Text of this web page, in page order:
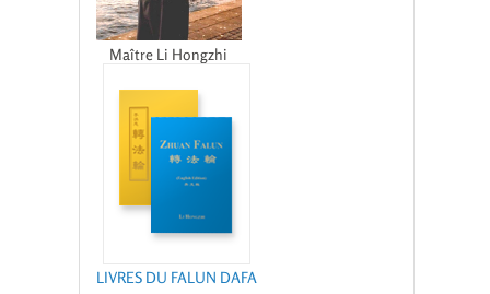
Maître Li Hongzhi
LIVRES DU FALUN DAFA